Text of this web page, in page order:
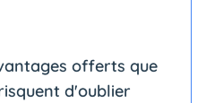
offerts que
d'oublier